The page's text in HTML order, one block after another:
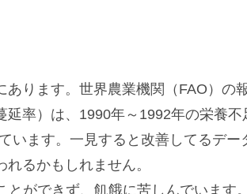
ります。世界農業機関（FAO）の
率）は、1990年～1992年の栄養不
います。一見すると改善してるデー
るかもしれません。
ができず、飢餓に苦しんでいます